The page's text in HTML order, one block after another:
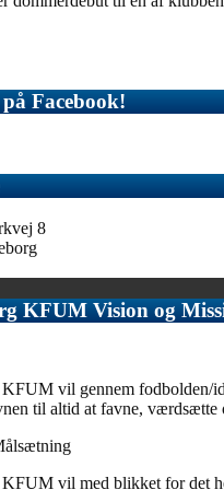
Facebook!
8
KFUM Vision og
vil gennem fodbolden/
til altid at favne, værdsætte
vil med blikket for det